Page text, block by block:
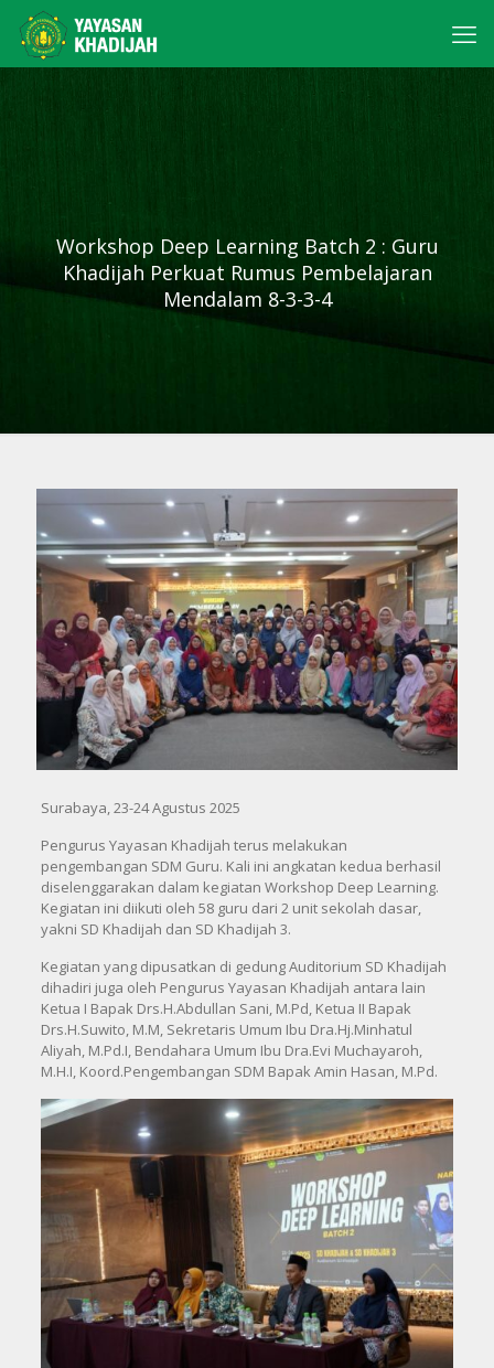
Workshop Deep Learning Batch 2 : Guru
Khadijah Perkuat Rumus Pembelajaran
Mendalam 8-3-3-4
Surabaya, 23-24 Agustus 2025
Pengurus Yayasan Khadijah terus melakukan
pengembangan SDM Guru. Kali ini angkatan kedua berhasil
diselenggarakan dalam kegiatan Workshop Deep Learning.
Kegiatan ini diikuti oleh 58 guru dari 2 unit sekolah dasar,
yakni SD Khadijah dan SD Khadijah 3.
Kegiatan yang dipusatkan di gedung Auditorium SD Khadijah
dihadiri juga oleh Pengurus Yayasan Khadijah antara lain
Ketua I Bapak Drs.H.Abdullan Sani, M.Pd, Ketua II Bapak
Drs.H.Suwito, M.M, Sekretaris Umum Ibu Dra.Hj.Minhatul
Aliyah, M.Pd.I, Bendahara Umum Ibu Dra.Evi Muchayaroh,
M.H.I, Koord.Pengembangan SDM Bapak Amin Hasan, M.Pd.